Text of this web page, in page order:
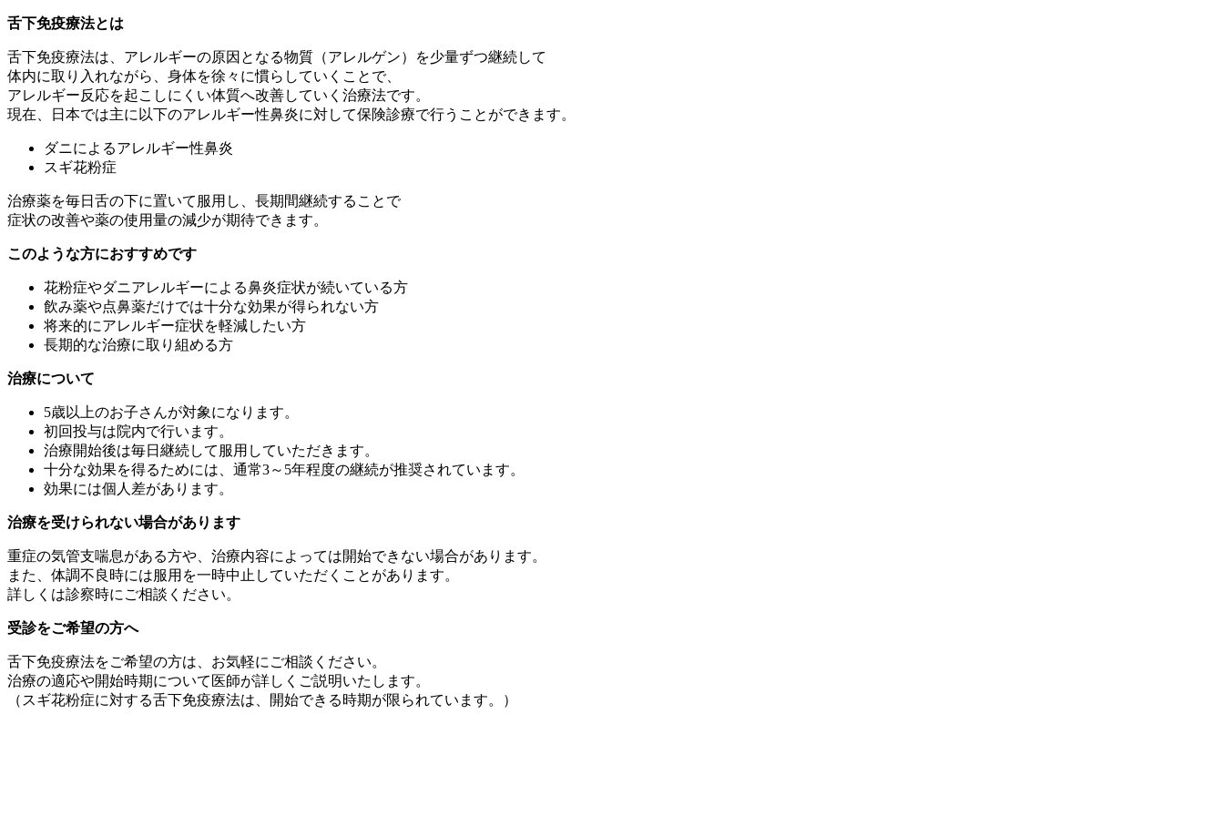
舌下免疫療法とは
舌下免疫療法は、アレルギーの原因となる物質（アレルゲン）を少量ずつ継続して
体内に取り入れながら、身体を徐々に慣らしていくことで、
アレルギー反応を起こしにくい体質へ改善していく治療法です。
現在、日本では主に以下のアレルギー性鼻炎に対して保険診療で行うことができます。
ダニによるアレルギー性鼻炎
スギ花粉症
治療薬を毎日舌の下に置いて服用し、長期間継続することで
症状の改善や薬の使用量の減少が期待できます。
このような方におすすめです
花粉症やダニアレルギーによる鼻炎症状が続いている方
飲み薬や点鼻薬だけでは十分な効果が得られない方
将来的にアレルギー症状を軽減したい方
長期的な治療に取り組める方
治療について
5歳以上のお子さんが対象になります。
初回投与は院内で行います。
治療開始後は毎日継続して服用していただきます。
十分な効果を得るためには、通常3～5年程度の継続が推奨されています。
効果には個人差があります。
治療を受けられない場合があります
重症の気管支喘息がある方や、治療内容によっては開始できない場合があります。
また、体調不良時には服用を一時中止していただくことがあります。
詳しくは診察時にご相談ください。
受診をご希望の方へ
舌下免疫療法をご希望の方は、お気軽にご相談ください。
治療の適応や開始時期について医師が詳しくご説明いたします。
（スギ花粉症に対する舌下免疫療法は、開始できる時期が限られています。）